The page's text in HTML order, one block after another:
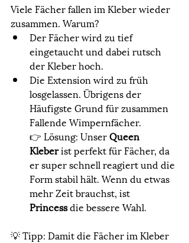
Viele Fächer fallen im Kleber wieder
zusammen. Warum?
Der Fächer wird zu tief
eingetaucht und dabei rutsch
der Kleber hoch.
Die Extension wird zu früh
losgelassen. Übrigens der
Häufigste Grund für zusammen
Fallende Wimpernfächer.
👉 Lösung: Unser Queen
Kleber ist perfekt für Fächer, da
er super schnell reagiert und die
Form stabil hält. Wenn du etwas
mehr Zeit brauchst, ist
Princess die bessere Wahl.
💡 Tipp: Damit die Fächer im Kleber